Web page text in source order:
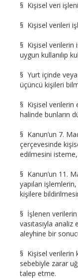
§ Kişisel veri
§ Kişisel verileri
§ Kişisel verilerin
uygun kullanılıp
§ Yurt içinde veya
üçüncü kişileri
§ Kişisel verilerin
halinde bunların
§ Kanun’un 7.
çerçevesinde
edilmesini isteme,
§ Kanun’un 11.
yapılan
kişilere
§ İşlenen
vasıtasıyla
aleyhine bir
§ Kişisel verilerin
sebebiyle zarar
talep etme.